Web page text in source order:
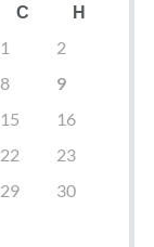
С
Н
1
2
8
9
15
16
22
23
29
30